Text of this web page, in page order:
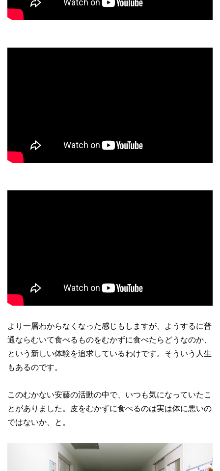
より一層わからなくなった感じもしますが、ようするに普
通ならむいて食べるものをむかずに食べたらどうなのか、
という新しい体験を追求しているわけです。そういう人生
もあるのです。
このむかない安藤の活動の中で、いつも気になっていたこ
とがありました。皮をむかずに食べるのは実は体に悪いの
ではないか、と。